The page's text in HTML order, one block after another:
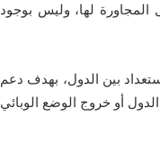
لها، وليس بوجود
بين الدول، بهدف دعم
أو خروج الوضع الوبائي